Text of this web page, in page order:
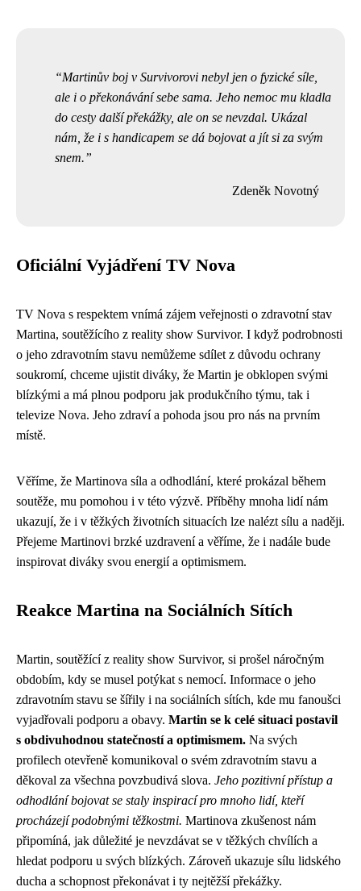
Martinův boj v Survivorovi nebyl jen o fyzické síle,
ale i o překonávání sebe sama. Jeho nemoc mu kladla
do cesty další překážky, ale on se nevzdal. Ukázal
nám, že i s handicapem se dá bojovat a jít si za svým
snem.
Zdeněk Novotný
Oficiální Vyjádření TV Nova
TV Nova s respektem vnímá zájem veřejnosti o zdravotní stav
Martina, soutěžícího z reality show Survivor. I když podrobnosti
o jeho zdravotním stavu nemůžeme sdílet z důvodu ochrany
soukromí, chceme ujistit diváky, že Martin je obklopen svými
blízkými a má plnou podporu jak produkčního týmu, tak i
televize Nova. Jeho zdraví a pohoda jsou pro nás na prvním
místě.
Věříme, že Martinova síla a odhodlání, které prokázal během
soutěže, mu pomohou i v této výzvě. Příběhy mnoha lidí nám
ukazují, že i v těžkých životních situacích lze nalézt sílu a naději.
Přejeme Martinovi brzké uzdravení a věříme, že i nadále bude
inspirovat diváky svou energií a optimismem.
Reakce Martina na Sociálních Sítích
Martin, soutěžící z reality show Survivor, si prošel náročným
obdobím, kdy se musel potýkat s nemocí. Informace o jeho
zdravotním stavu se šířily i na sociálních sítích, kde mu fanoušci
vyjadřovali podporu a obavy. Martin se k celé situaci postavil
s obdivuhodnou statečností a optimismem. Na svých
profilech otevřeně komunikoval o svém zdravotním stavu a
děkoval za všechna povzbudivá slova. Jeho pozitivní přístup a
odhodlání bojovat se staly inspirací pro mnoho lidí, kteří
procházejí podobnými těžkostmi. Martinova zkušenost nám
připomíná, jak důležité je nevzdávat se v těžkých chvílích a
hledat podporu u svých blízkých. Zároveň ukazuje sílu lidského
ducha a schopnost překonávat i ty nejtěžší překážky.